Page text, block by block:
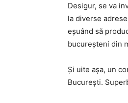
Desigur, se va
la diverse
eșuând să
bucureșteni din
Și uite așa, un
București.